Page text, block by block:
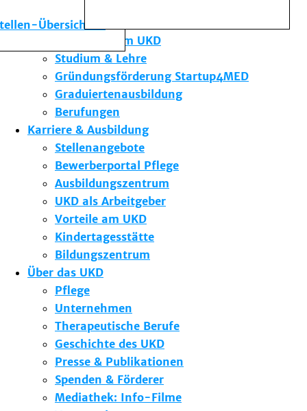
Übersicht
Die Institute des UKD
Forschung am UKD
Studium & Lehre
Gründungsförderung Startup4MED
Graduiertenausbildung
Berufungen
Karriere & Ausbildung
Stellenangebote
Bewerberportal Pflege
Ausbildungszentrum
UKD als Arbeitgeber
Vorteile am UKD
Kindertagesstätte
Bildungszentrum
Über das UKD
Pflege
Unternehmen
Therapeutische Berufe
Geschichte des UKD
Presse & Publikationen
Spenden & Förderer
Mediathek: Info-Filme